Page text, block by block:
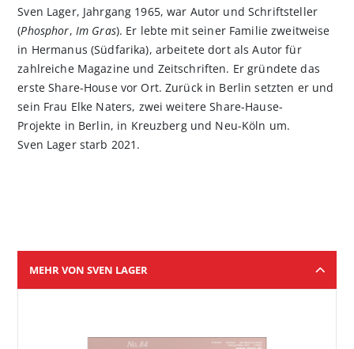
Sven Lager, Jahrgang 1965, war Autor und Schriftsteller
(Phosphor, Im Gras). Er lebte mit seiner Familie zweitweise
in Hermanus (Südfarika), arbeitete dort als Autor für
zahlreiche Magazine und Zeitschriften. Er gründete das
erste Share-House vor Ort. Zurück in Berlin setzten er und
sein Frau Elke Naters, zwei weitere Share-Hause-
Projekte in Berlin, in Kreuzberg und Neu-Köln um.
Sven Lager starb 2021.
MEHR VON SVEN LAGER